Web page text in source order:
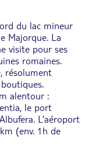
du lac mineur
Majorque. La
visite pour ses
romaines.
résolument
alentour :
le port
L’aéroport
(env. 1h de